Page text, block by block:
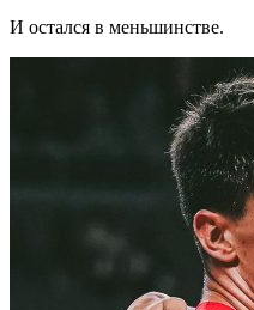
И остался в меньшинстве.